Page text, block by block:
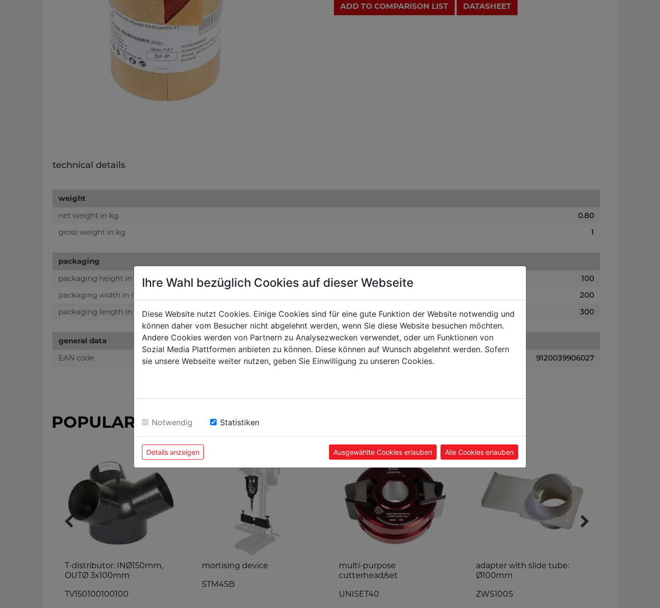
ADD TO COMPARISON LIST DATASHEET
technical details
weight
net weight in kg
0.80
gross weight in kg
1
packaging
packaging height in mm
100
packaging width in mm
200
packaging length in mm
300
general data
EAN code
9120039906027
POPULAR PRODUCTS
T-distributor: INØ150mm,
OUTØ 3x100mm
TV150100100100
mortising device
STM4SB
multi-purpose
cutterhead/set
UNISET40
adapter with slide tube:
Ø100mm
ZWS100S
Ihre Wahl bezüglich Cookies auf dieser Webseite
Diese Website nutzt Cookies. Einige Cookies sind für eine gute Funktion der Website notwendig und
können daher vom Besucher nicht abgelehnt werden, wenn Sie diese Website besuchen möchten.
Andere Cookies werden von Partnern zu Analysezwecken verwendet, oder um Funktionen von
Sozial Media Plattformen anbieten zu können. Diese können auf Wunsch abgelehnt werden. Sofern
sie unsere Webseite weiter nutzen, geben Sie Einwilligung zu unseren Cookies.
Notwendig Statistiken
Details anzeigen Ausgewählte Cookies erlauben Alle Cookies erlauben